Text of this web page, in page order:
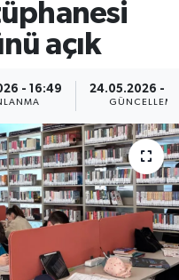
açık
- 16:49 24.05.2026 -